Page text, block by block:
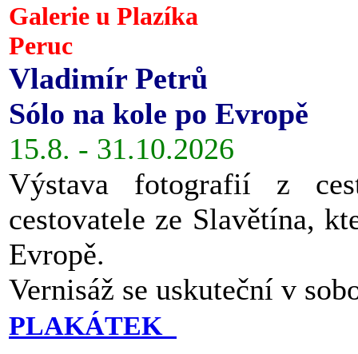
Galerie u Plazíka
Peruc
Vladimír Petrů
Sólo na kole po Evropě
15.8. - 31.10.2026
Výstava fotografií z
cestovatele ze Slavětína,
Evropě.
Vernisáž se uskuteční v
PLAKÁTEK